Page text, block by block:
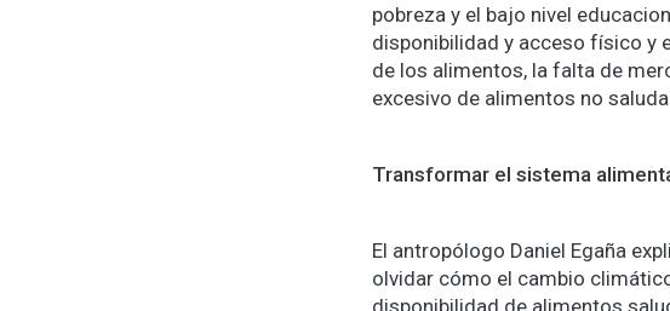
pobreza y el bajo nivel
disponibilidad y acceso físico y
de los alimentos, la falta de
excesivo de alimentos no
Transformar el sistema
El antropólogo Daniel Egaña
olvidar cómo el cambio
disponibilidad de alimentos